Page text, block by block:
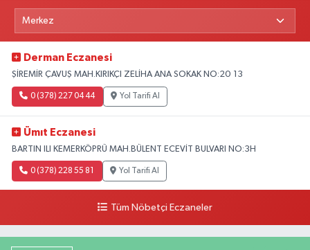
Derman Eczanesi
ŞİREMİR ÇAVUŞ MAH.KIRIKÇI ZELİHA ANA SOKAK NO:20 13
0 (378) 227 04 44 Yol Tarifi Al
Ümıt Eczanesi
BARTIN ILI KEMERKÖPRÜ MAH.BÜLENT ECEVİT BULVARI NO:3H
0 (378) 228 55 81 Yol Tarifi Al
Tüm Nöbetçi Eczaneler